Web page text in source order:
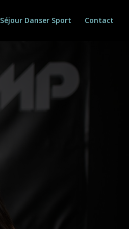
Séjour Danser Sport Contact